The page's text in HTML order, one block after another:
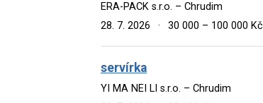
ERA-PACK s.r.o. – Chrudim
28. 7. 2026
· 30 000 – 100 000 Kč
servírka
YI MA NEI LI s.r.o. – Chrudim